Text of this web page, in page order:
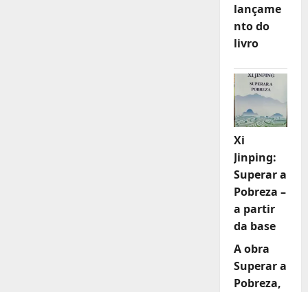
lançame
nto do
livro
Xi
Jinping:
Superar a
Pobreza –
a partir
da base
A obra
Superar a
Pobreza,